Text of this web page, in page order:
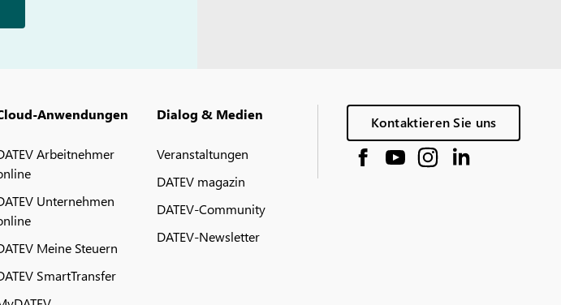
Anwendungen
Arbeitnehmer
Unternehmen
Meine Steuern
SmartTransfer
Dialog & Medien
Veranstaltungen
DATEV magazin
DATEV-Community
DATEV-Newsletter
Kontaktieren Sie uns